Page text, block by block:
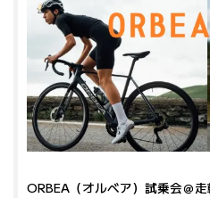
ORBEA（オルベア）試乗会＠